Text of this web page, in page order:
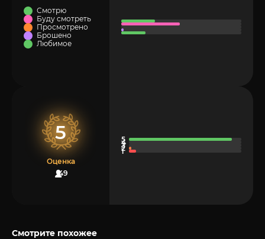
Смотрю
Буду смотреть
Просмотрено
Брошено
Любимое
5
Оценка
49
Смотрите похожее